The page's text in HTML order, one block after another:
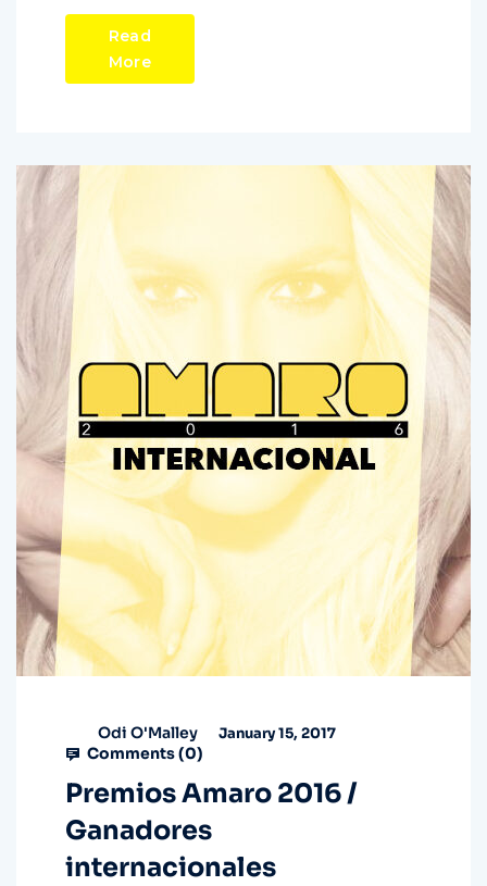
Read
More
Odi O'Malley January 15, 2017
Comments (0)
Premios Amaro 2016 /
Ganadores
internacionales